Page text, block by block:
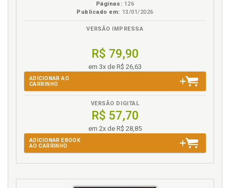
Páginas: 126
Publicado em: 13/01/2026
VERSÃO IMPRESSA
R$ 79,90
em 3x de R$ 26,63
ADICIONAR AO
CARRINHO
VERSÃO DIGITAL
R$ 57,70
em 2x de R$ 28,85
ADICIONAR EBOOK
AO CARRINHO